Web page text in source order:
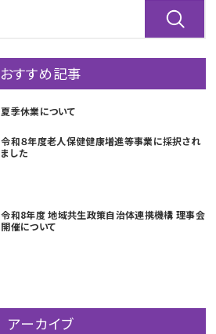
おすすめ記事
夏季休業について
令和８年度老人保健健康増進等事業に採択され
ました
令和8年度 地域共生政策自治体連携機構 理事会
開催について
アーカイブ